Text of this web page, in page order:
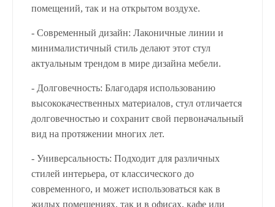
помещений, так и на открытом воздухе.
- Современный дизайн: Лаконичные линии и
минималистичный стиль делают этот стул
актуальным трендом в мире дизайна мебели.
- Долговечность: Благодаря использованию
высококачественных материалов, стул отличается
долговечностью и сохранит свой первоначальный
вид на протяжении многих лет.
- Универсальность: Подходит для различных
стилей интерьера, от классического до
современного, и может использоваться как в
жилых помещениях, так и в офисах, кафе или